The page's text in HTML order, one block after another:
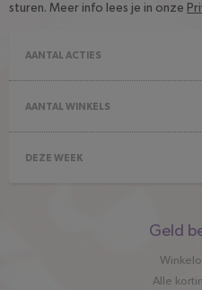
sturen. Meer info lees je in onze
AANTAL ACTIES
AANTAL WINKELS
DEZE WEEK
Geld
Alle